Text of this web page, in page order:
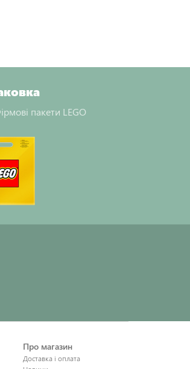
пакети LEGO
Про магазин
Доставка і оплата